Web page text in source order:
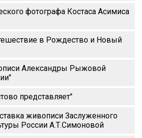
фотографа Костаса Асимиса
в Рождество и Новый
Александры Рыжовой
представляет"
живописи Заслуженного
России А.Т.Симоновой